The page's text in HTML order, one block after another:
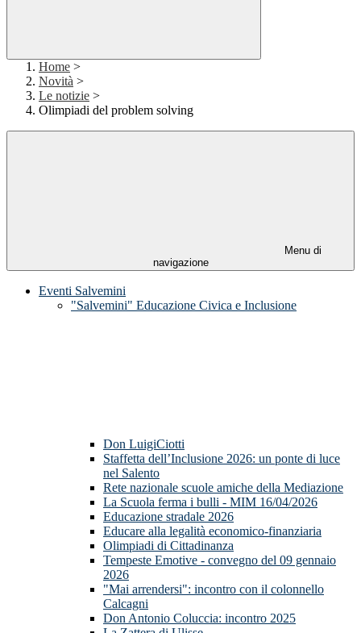
Home >
Novità >
Le notizie >
Olimpiadi del problem solving
Menu di
navigazione
Eventi Salvemini
"Salvemini" Educazione Civica e Inclusione
Don LuigiCiotti
Staffetta dell’Inclusione 2026: un ponte di luce
nel Salento
Rete nazionale scuole amiche della Mediazione
La Scuola ferma i bulli - MIM 16/04/2026
Educazione stradale 2026
Educare alla legalità economico-finanziaria
Olimpiadi di Cittadinanza
Tempeste Emotive - convegno del 09 gennaio
2026
"Mai arrendersi": incontro con il colonnello
Calcagni
Don Antonio Coluccia: incontro 2025